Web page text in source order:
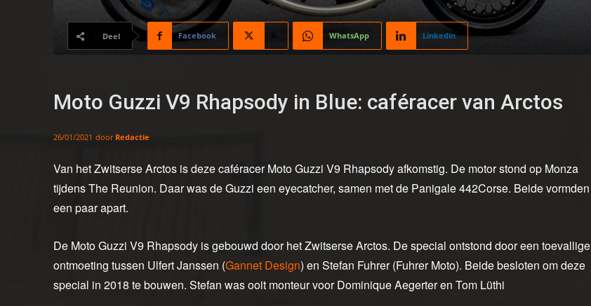
Deel Facebook WhatsApp Linkedin
Moto Guzzi V9 Rhapsody in Blue: caféracer van Arctos
26/01/2021 door Redactie
Van het Zwitserse Arctos is deze caféracer Moto Guzzi V9 Rhapsody afkomstig. De motor stond op Monza
tijdens The Reunion. Daar was de Guzzi een eyecatcher, samen met de Panigale 442Corse. Beide vormden
een paar apart.
De Moto Guzzi V9 Rhapsody is gebouwd door het Zwitserse Arctos. De special ontstond door een toevallige
ontmoeting tussen Ulfert Janssen (Gannet Design) en Stefan Fuhrer (Fuhrer Moto). Beide besloten om deze
special in 2018 te bouwen. Stefan was ooit monteur voor Dominique Aegerter en Tom Lüthi